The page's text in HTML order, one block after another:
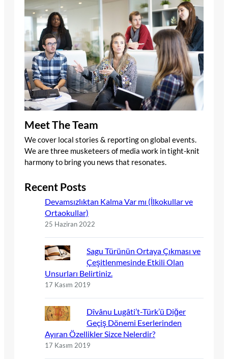
Meet The Team
We cover local stories & reporting on global events.
We are three musketeers of media work in tight-knit
harmony to bring you news that resonates.
Recent Posts
Devamsızlıktan Kalma Var mı (İlkokullar ve
Ortaokullar)
25 Haziran 2022
Sagu Türünün Ortaya Çıkması ve
Çeşitlenmesinde Etkili Olan
Unsurları Belirtiniz.
17 Kasım 2019
Dîvânu Lugâti’t-Türk’ü Diğer
Geçiş Dönemi Eserlerinden
Ayıran Özellikler Sizce Nelerdir?
17 Kasım 2019